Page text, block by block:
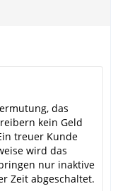
das
kein Geld
treuer Kunde
wird das
nur inaktive
Zeit abgeschaltet.